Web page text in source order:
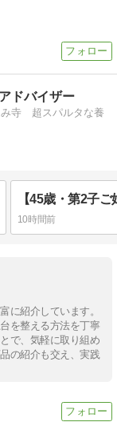
ドバイザー
み寺 超スパルタな養
10時間前
に紹介しています。
を整える方法を丁寧
で、気軽に取り組め
の紹介も交え、実践